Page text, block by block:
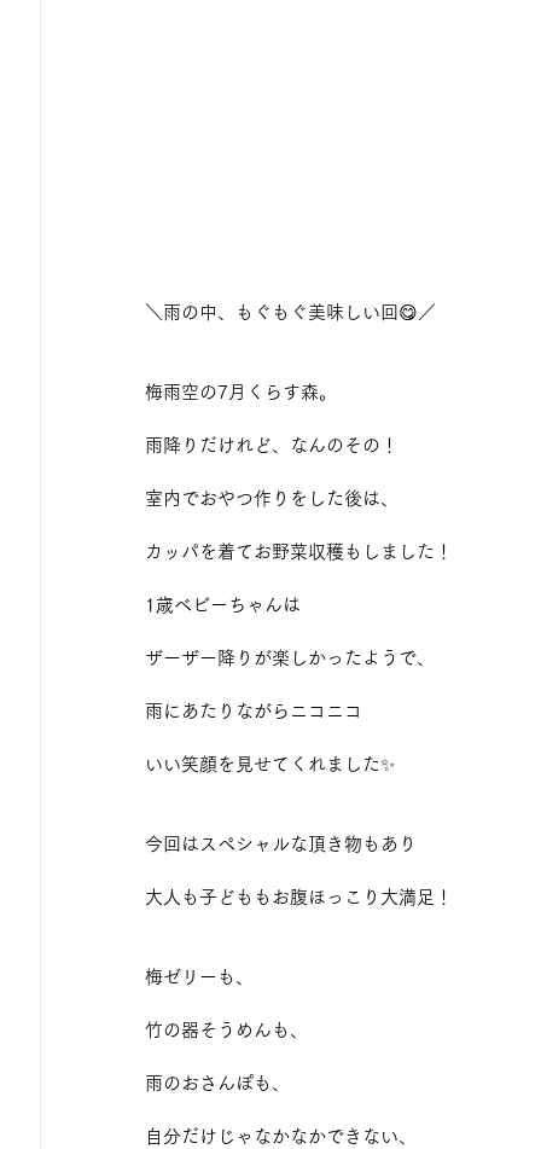
＼雨の中、もぐもぐ美味しい回😋／
梅雨空の7月くらす森。
雨降りだけれど、なんのその！
室内でおやつ作りをした後は、
カッパを着てお野菜収穫もしました！
1歳ベビーちゃんは
ザーザー降りが楽しかったようで、
雨にあたりながらニコニコ
いい笑顔を見せてくれました✨
今回はスペシャルな頂き物もあり
大人も子どももお腹ほっこり大満足！
梅ゼリーも、
竹の器そうめんも、
雨のおさんぽも、
自分だけじゃなかなかできない、